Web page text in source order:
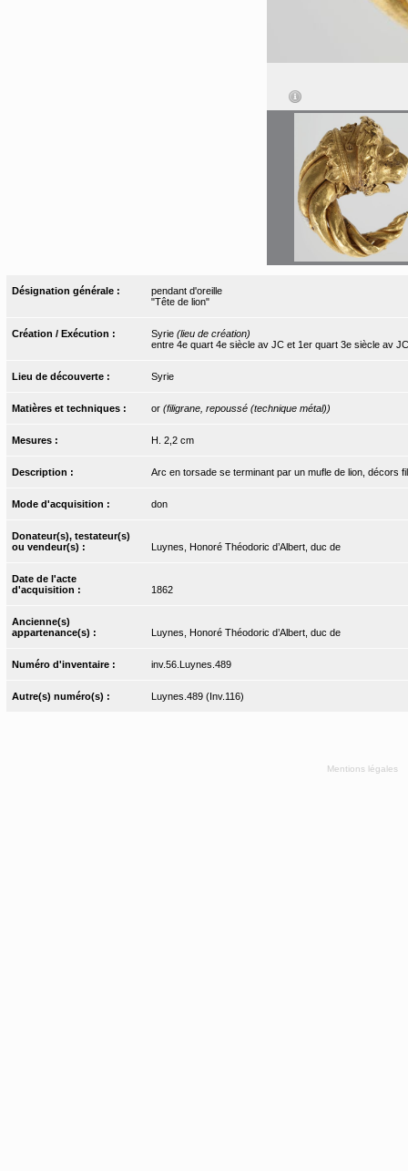
Désignation générale :
pendant d'oreille
"Tête de lion"
Création / Exécution : Syrie (lieu de création)
entre 4e quart 4e siècle av JC et 1er quart 3e siècle av JC
Lieu de découverte : Syrie
Matières et techniques : or (filigrane, repoussé (technique métal))
Mesures : H. 2,2 cm
Description : Arc en torsade se terminant par un mufle de lion, décors
Mode d'acquisition : don
Donateur(s), testateur(s)
ou vendeur(s) :
Luynes, Honoré Théodoric d’Albert, duc de
Date de l'acte
d'acquisition :
1862
Ancienne(s)
appartenance(s) :
Luynes, Honoré Théodoric d’Albert, duc de
Numéro d'inventaire : inv.56.Luynes.489
Autre(s) numéro(s) : Luynes.489 (Inv.116)
Mentions légales